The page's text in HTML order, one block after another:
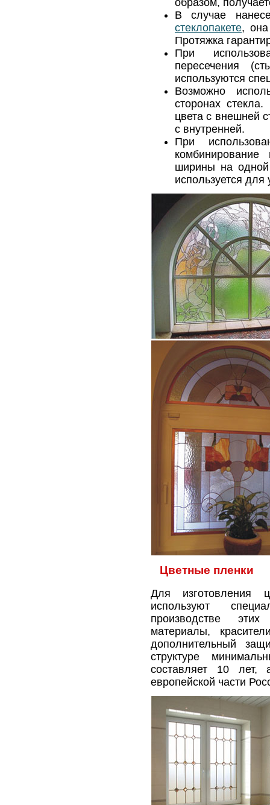
образом,
В случае
стеклопакете, она
Протяжка
При
пересечения
используются
Возможно
сторонах
цвета с внешней
с внутренней.
При
ширины на одной
используется
Цветные пленки
Для изготовления
используют
производстве
материалы,
дополнительный
структуре
составляет 10
европейской части